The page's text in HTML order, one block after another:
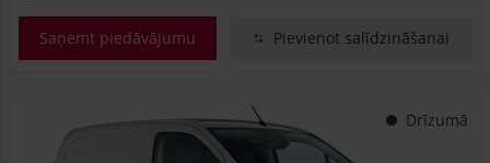
Saņemt piedāvājumu Pievienot salīdzināšanai
Drīzumā